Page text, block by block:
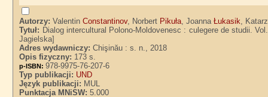
Autorzy:ValentinConstantinov, Norbert Pikuła, JoannaŁukasik,
Tytuł: Dialog intercultural Polono-Moldovenesc : culegere de studii.
Jagielska]
Adres wydawniczy:Chişinău : s. n., 2018
Opis fizyczny: 173 s.
p-ISBN:978-9975-76-207-6
Typ publikacji: UND
Język publikacji: MUL
Punktacja MNiSW:5.000